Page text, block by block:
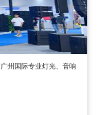
州国际专业灯光、音响